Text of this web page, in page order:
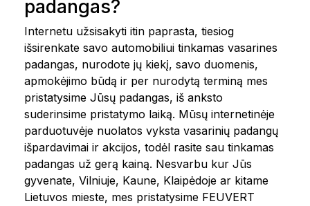
padangas?
Internetu užsisakyti itin paprasta, tiesiog
išsirenkate savo automobiliui tinkamas vasarines
padangas, nurodote jų kiekį, savo duomenis,
apmokėjimo būdą ir per nurodytą terminą mes
pristatysime Jūsų padangas, iš anksto
suderinsime pristatymo laiką. Mūsų internetinėje
parduotuvėje nuolatos vyksta vasarinių padangų
išpardavimai ir akcijos, todėl rasite sau tinkamas
padangas už gerą kainą. Nesvarbu kur Jūs
gyvenate, Vilniuje, Kaune, Klaipėdoje ar kitame
Lietuvos mieste, mes pristatysime FEUVERT